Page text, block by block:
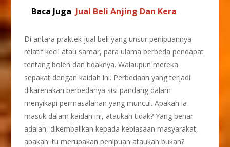
Baca Juga Jual Beli Anjing Dan Kera
Di antara praktek jual beli yang unsur penipuannya
relatif kecil atau samar, para ulama berbeda pendapat
tentang boleh dan tidaknya. Walaupun mereka
sepakat dengan kaidah ini. Perbedaan yang terjadi
dikarenakan berbedanya sisi pandang dalam
menyikapi permasalahan yang muncul. Apakah ia
masuk dalam kaidah ini, ataukah tidak? Yang benar
adalah, dikembalikan kepada kebiasaan masyarakat,
apakah itu merupakan penipuan ataukah bukan?